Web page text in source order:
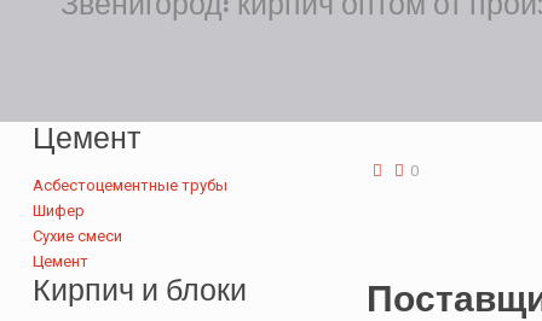
0
Цемент
Асбестоцементные трубы
Шифер
Сухие смеси
Цемент
Кирпич и блоки